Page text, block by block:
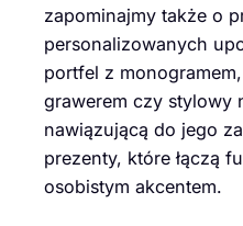
zapominajmy także o
personalizowanych
portfel z
grawerem czy stylowy
nawiązującą do jego
prezenty, które łączą
osobistym akcentem.